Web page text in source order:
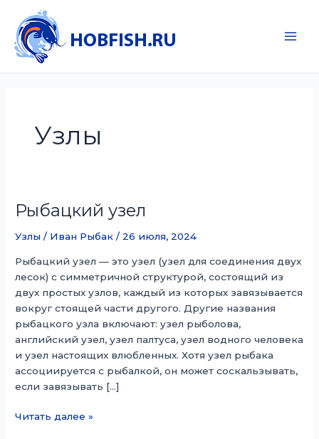
содержимому
Узлы
Рыбацкий узел
Узлы / Иван Рыбак/ 26 июля, 2024
Рыбацкий узел — это узел (узел для соединения двух
лесок) с симметричной структурой, состоящий из
двух простых узлов, каждый из которых завязывается
вокруг стоящей части другого. Другие названия
рыбацкого узла включают: узел рыболова,
английский узел, узел палтуса, узел водного человека
и узел настоящих влюбленных. Хотя узел рыбака
ассоциируется с рыбалкой, он может соскальзывать,
если завязывать […]
Рыбацкий
Читать далее »